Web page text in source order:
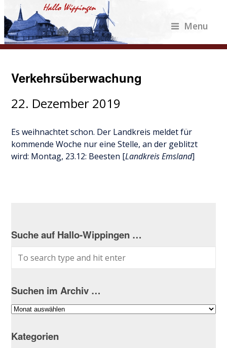
Menu
Verkehrsüberwachung
22. Dezember 2019
Es weihnachtet schon. Der Landkreis meldet für
kommende Woche nur eine Stelle, an der geblitzt
wird: Montag, 23.12: Beesten [Landkreis Emsland]
Suche auf Hallo-Wippingen …
Suchen im Archiv …
Suchen
Archiv
Kategorien